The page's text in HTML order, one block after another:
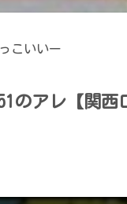
こいいー
のアレ【関